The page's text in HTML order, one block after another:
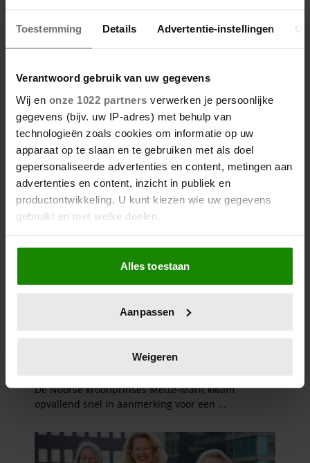
Toestemming Details Advertentie-instellingen
Verantwoord gebruik van uw gegevens
Wij en onze 1022 partners verwerken je persoonlijke
gegevens (bijv. uw IP-adres) met behulp van
technologieën zoals cookies om informatie op uw
apparaat op te slaan en te gebruiken met als doel
gepersonaliseerde advertenties en content, metingen aan
advertenties en content, inzicht in publiek en
productontwikkeling. U kunt kiezen wie uw gegevens
gebruikt en met welke doelen.
Als u het toestaat, willen we ook graag:
Informatie verzamelen over uw geografische
locatie, die tot een paar meter nauwkeurig kan zijn
scannen op specifieke eigenschappen (fingerprinting)
verwerkt en stel uw voorkeuren in het
intrekken in de Cookieverklaring.
personaliseren, om functies voor social media te bieden
en om ons websiteverkeer te analyseren. Ook delen we
Alles toestaan
Aanpassen
Weigeren
12 juni 2026
BIJZONDER: PRINSES BEATRIX
ZIET NA 88 JAAR HAAR
VERDWENEN WIEG TERUG